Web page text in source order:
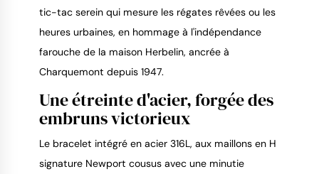
tic-tac serein qui mesure les régates rêvées ou les
heures urbaines, en hommage à l'indépendance
farouche de la maison Herbelin, ancrée à
Charquemont depuis 1947.
Une étreinte d'acier, forgée des
embruns victorieux
Le bracelet intégré en acier 316L, aux maillons en H
signature Newport cousus avec une minutie